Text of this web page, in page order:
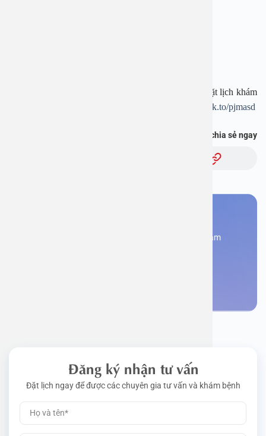
Tải APP Bệnh viện An Việt để “Tra cứu kết quả – Đặt lịch khám
https://onelink.to/pjmasd
Bạn thấy thông tin này hữu ích, chia sẻ ngay
Đăng kí ngay để được các chuyên gia tư vấn và khám
Đăng ký nhận tư vấn
Đặt lịch ngay để được các chuyên gia tư vấn và khám bệnh